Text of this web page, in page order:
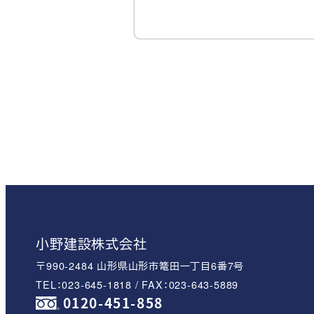
小野建設株式会社
〒990-2484 山形県山形市篭田一丁目6番7号
TEL：023-645-1818 / FAX：023-643-5889
0120-451-858